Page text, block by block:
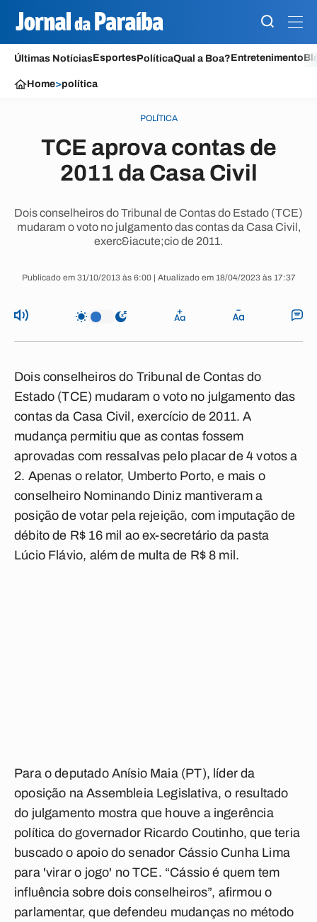
Últimas NotíciasEsportesPolíticaQual a Boa?Entretenimento
Home>política
POLÍTICA
TCE aprova contas de
2011 da Casa Civil
Dois conselheiros do Tribunal de Contas do Estado (TCE)
mudaram o voto no julgamento das contas da Casa Civil,
exerc&iacute;cio de 2011.
Publicado em 31/10/2013 às 6:00 | Atualizado em 18/04/2023 às 17:37
Dois conselheiros do Tribunal de Contas do
Estado (TCE) mudaram o voto no julgamento das
contas da Casa Civil, exercício de 2011. A
mudança permitiu que as contas fossem
aprovadas com ressalvas pelo placar de 4 votos a
2. Apenas o relator, Umberto Porto, e mais o
conselheiro Nominando Diniz mantiveram a
posição de votar pela rejeição, com imputação de
débito de R$ 16 mil ao ex-secretário da pasta
Lúcio Flávio, além de multa de R$ 8 mil.
Para o deputado Anísio Maia (PT), líder da
oposição na Assembleia Legislativa, o resultado
do julgamento mostra que houve a ingerência
política do governador Ricardo Coutinho, que teria
buscado o apoio do senador Cássio Cunha Lima
para 'virar o jogo' no TCE. “Cássio é quem tem
influência sobre dois conselheiros”, afirmou o
parlamentar, que defendeu mudanças no método